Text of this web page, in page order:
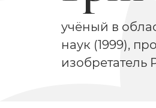
учёный в
наук (1999),
изобретатель